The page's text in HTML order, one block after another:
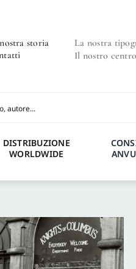
storia
La nostra
Il nostro
DISTRIBUZIONE
WORLDWIDE